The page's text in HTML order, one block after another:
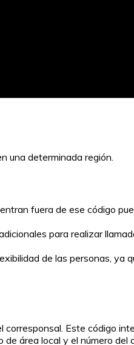
una determinada región.
fuera de ese código
para realizar
de las personas, ya
Este código
área local y el número